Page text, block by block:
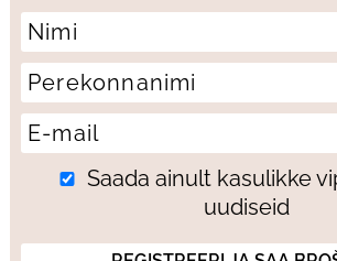
Saada ainult kasulikke
uudiseid